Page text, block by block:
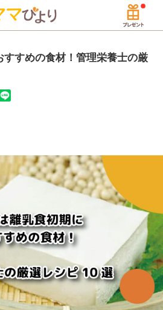
すめの食材！管理栄養士の厳